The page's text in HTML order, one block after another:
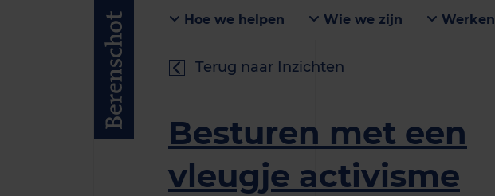
Hoe we helpen Wie we zijn
Terug naar Inzichten
Besturen met een
vleugje activisme